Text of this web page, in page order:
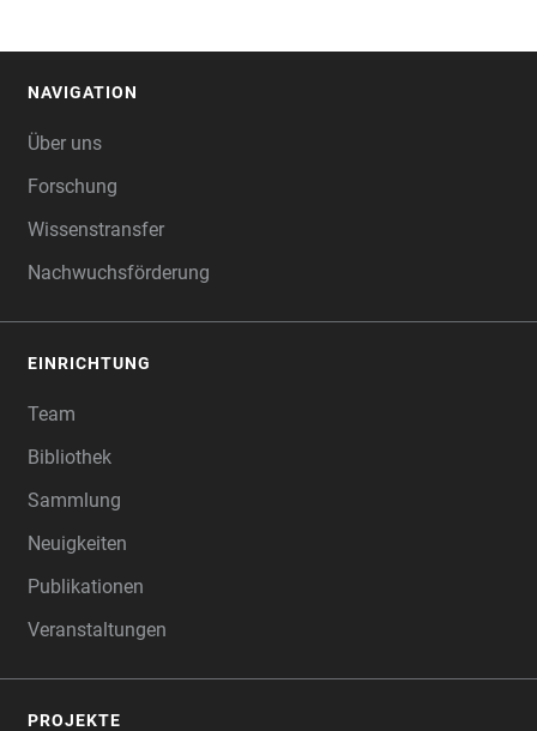
NAVIGATION
Über uns
Forschung
Wissenstransfer
Nachwuchsförderung
EINRICHTUNG
Team
Bibliothek
Sammlung
Neuigkeiten
Publikationen
Veranstaltungen
PROJEKTE